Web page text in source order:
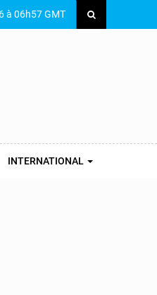
à 06h57 GMT
INTERNATIONAL